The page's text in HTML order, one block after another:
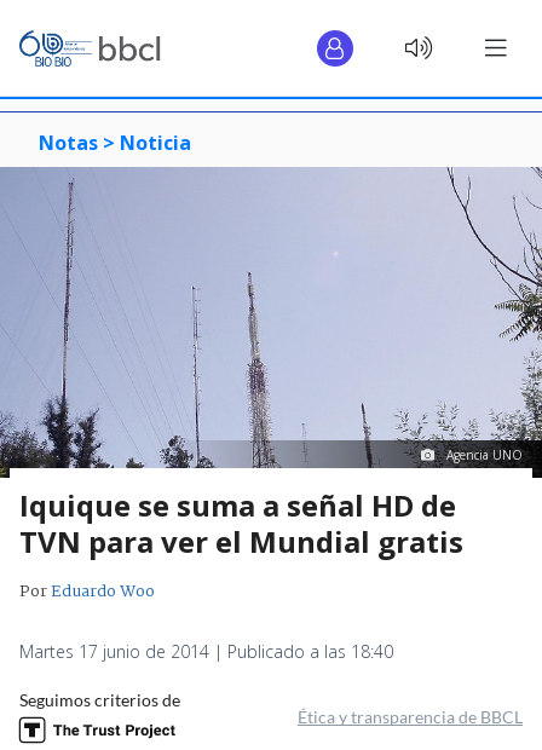
Notas > Noticia
Agencia UNO
Iquique se suma a señal HD de
TVN para ver el Mundial gratis
PorEduardo Woo
Martes 17 junio de 2014 | Publicado a las 18:40
Seguimos criterios de
Ética y transparencia de BBCL